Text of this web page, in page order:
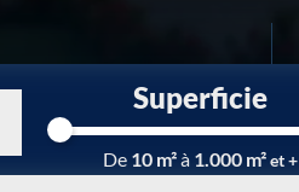
Superficie
De 10 m²à 1.000 m²et +